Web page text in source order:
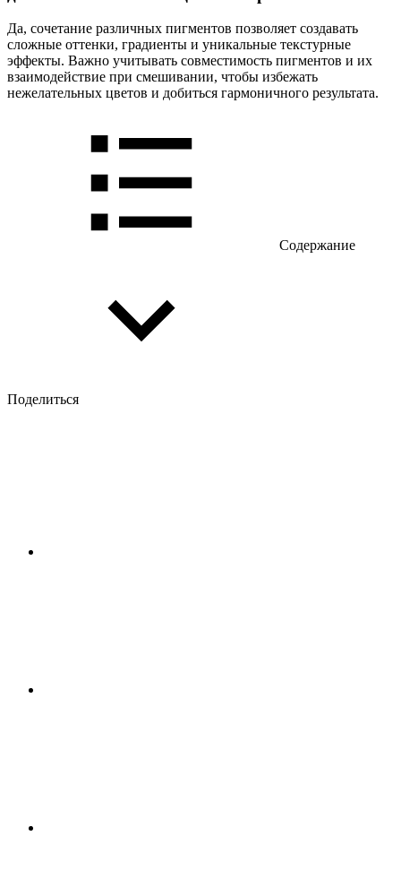
Да, сочетание различных пигментов позволяет создавать
сложные оттенки, градиенты и уникальные текстурные
эффекты. Важно учитывать совместимость пигментов и их
взаимодействие при смешивании, чтобы избежать
нежелательных цветов и добиться гармоничного результата.
Содержание
Поделиться